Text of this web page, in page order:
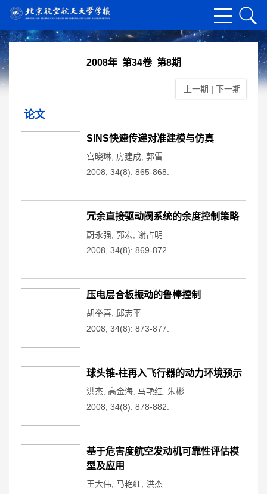
2008年 第34卷 第8期
上一期 | 下一期
论文
SINS快速传递对准建模与仿真
宫晓琳 房建成 郭雷
2008, 34(8): 865-868.
冗余直接驱动阀系统的余度控制策略
蔚永强 郭宏 谢占明
2008, 34(8): 869-872.
压电层合板振动的鲁棒控制
胡举喜
邱志平
2008, 34(8): 873-877.
球头锥-柱再入飞行器的动力环境预示
洪杰 高金海 马艳红 朱彬
2008, 34(8): 878-882.
基于危害度航空发动机可靠性评估模
型及应用
王大伟 马艳红 洪杰